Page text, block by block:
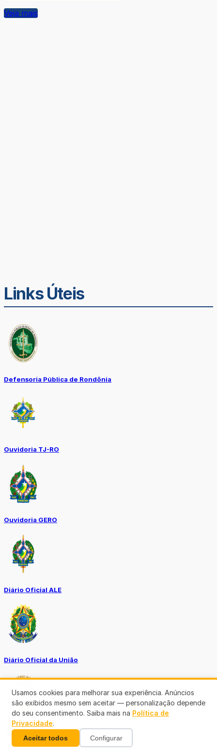
Veja mais
Links Úteis
Defensoria Pública de Rondônia
Ouvidoria TJ-RO
Ouvidoria GERO
Diário Oficial ALE
Diário Oficial da União
Ouvidoria MP-RO
Usamos cookies para melhorar sua experiência. Anúncios
são exibidos mesmo sem aceitar — personalização depende
do seu consentimento. Saiba mais na Política de
Privacidade.
Aceitar todos Configurar